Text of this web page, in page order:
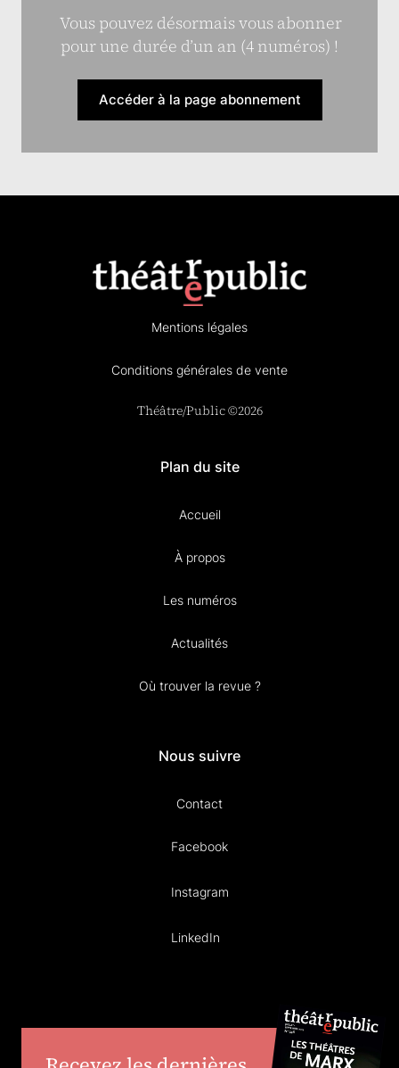
Vous pouvez désormais vous abonner
pour une durée d’un an (4 numéros) !
Accéder à la page abonnement
Mentions légales
Conditions générales de vente
Théâtre/Public ©2026
Plan du site
Accueil
À propos
Les numéros
Actualités
Où trouver la revue ?
Nous suivre
Contact
Facebook
Instagram
LinkedIn